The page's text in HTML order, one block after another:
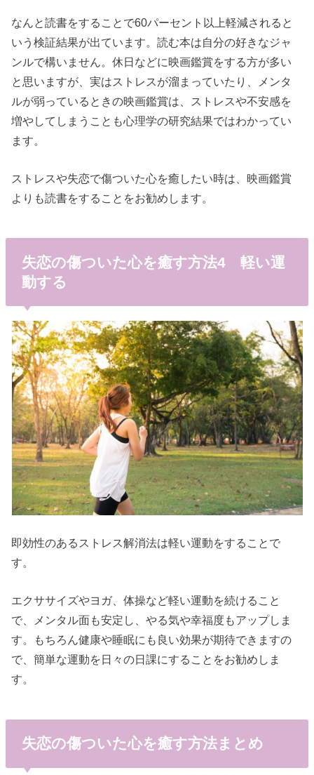
なんと読書をすることで60パーセント以上軽減されると
いう検証結果が出ています。読む本は自分の好きなジャ
ンルで構いません。休日などに映画鑑賞をする方が多い
と思いますが、実はストレスが溜まっていたり、メンタ
ルが弱っているときの映画鑑賞は、ストレスや不安感を
増やしてしまうことも心理学の研究結果ではわかってい
ます。
ストレスや失恋で傷ついた心を癒したい時は、映画鑑賞
よりも読書をすることをお勧めします。
失恋の傷ついた心を癒す方法4 軽い運
動する
即効性のあるストレス解消法は軽い運動をすることで
す。
エクササイズやヨガ、体操など軽い運動を続けること
で、メンタル面も安定し、やる気や幸福度もアップしま
す。もちろん健康や睡眠にも良い効果が期待できますの
で、簡単な運動を日々の日課にすることをお勧めしま
す。
失恋の傷ついた心を癒す方法まとめ